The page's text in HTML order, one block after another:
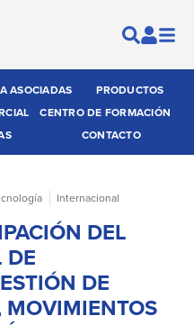
ASOCIADAS
PRODUCTOS
CENTRO DE FORMACIÓN
CONTACTO
Internacional
DEL
DE
DE
MOVIMIENTOS